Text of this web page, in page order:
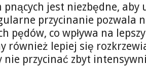
pnących jest niezbędne, aby
przycinanie pozwala
pędów, co wpływa na
również lepiej się
nie przycinać zbyt